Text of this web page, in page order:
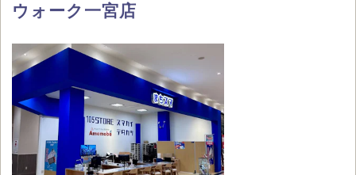
ウォーク一宮店